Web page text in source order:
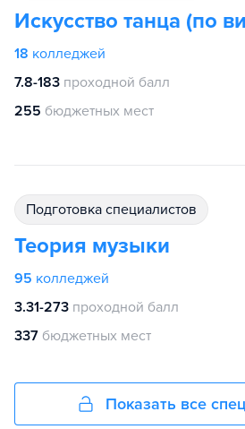
Искусство танца (по
18 колледжей
7.8-183 проходной балл
255 бюджетных мест
подготовка специалистов
Теория музыки
95 колледжей
3.31-273 проходной балл
337 бюджетных мест
Показать все